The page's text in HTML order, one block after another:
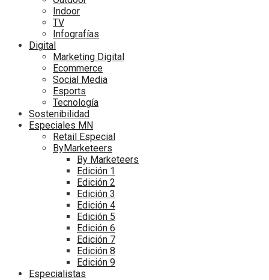
Indoor
TV
Infografías
Digital
Marketing Digital
Ecommerce
Social Media
Esports
Tecnología
Sostenibilidad
Especiales MN
Retail Especial
ByMarketeers
By Marketeers
Edición 1
Edición 2
Edición 3
Edición 4
Edición 5
Edición 6
Edición 7
Edición 8
Edición 9
Especialistas